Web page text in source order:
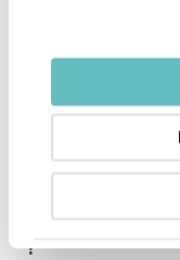
Comment faire
?